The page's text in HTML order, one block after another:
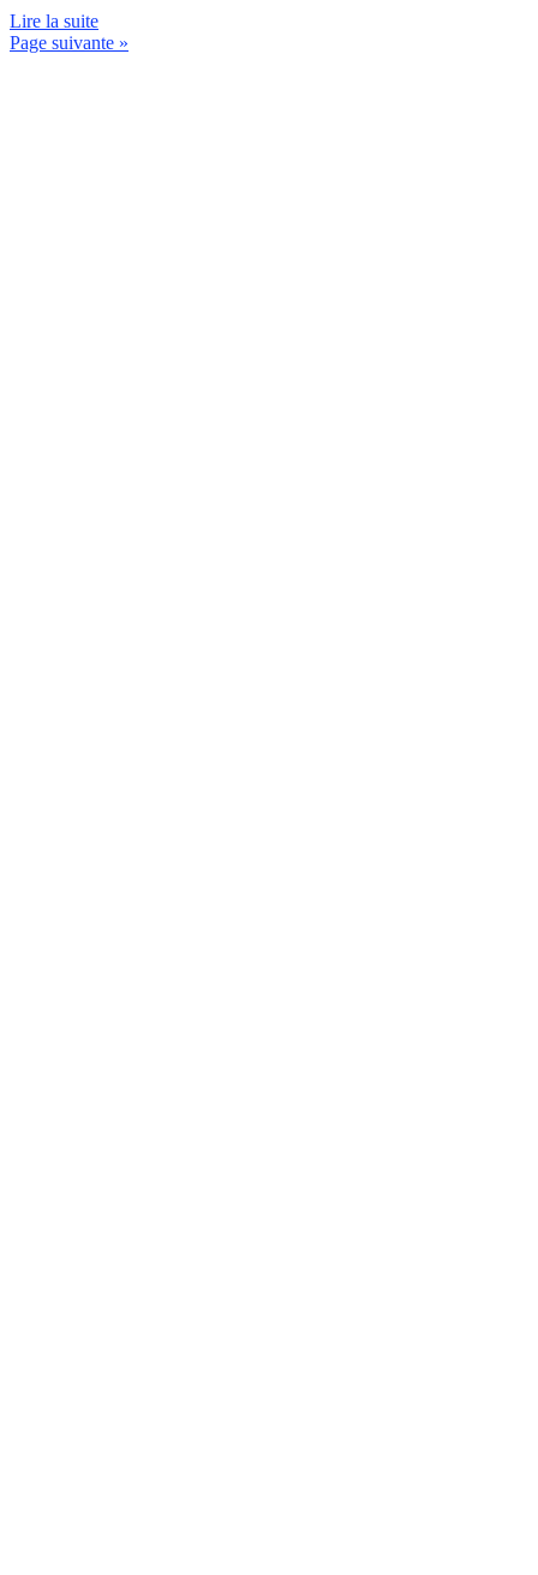
Lire la suite
Page suivante »